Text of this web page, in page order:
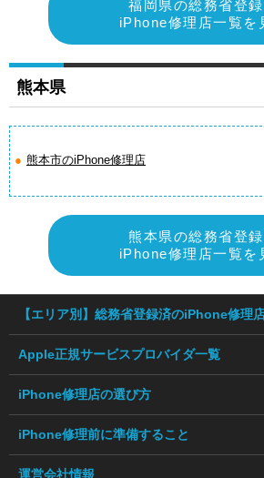
福岡県の総務省登
iPhone修理店一覧を
熊本県
熊本市のiPhone修理店
熊本県の総務省登
iPhone修理店一覧を
【エリア別】総務省登録済のiPhone修理
Apple正規サービスプロバイダ一覧
iPhone修理店の選び方
iPhone修理前に準備すること
運営会社情報